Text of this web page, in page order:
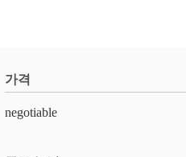
가격
negotiable